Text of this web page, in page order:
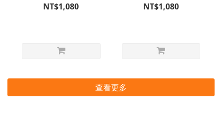
NT$1,080 NT$1,080
查看更多